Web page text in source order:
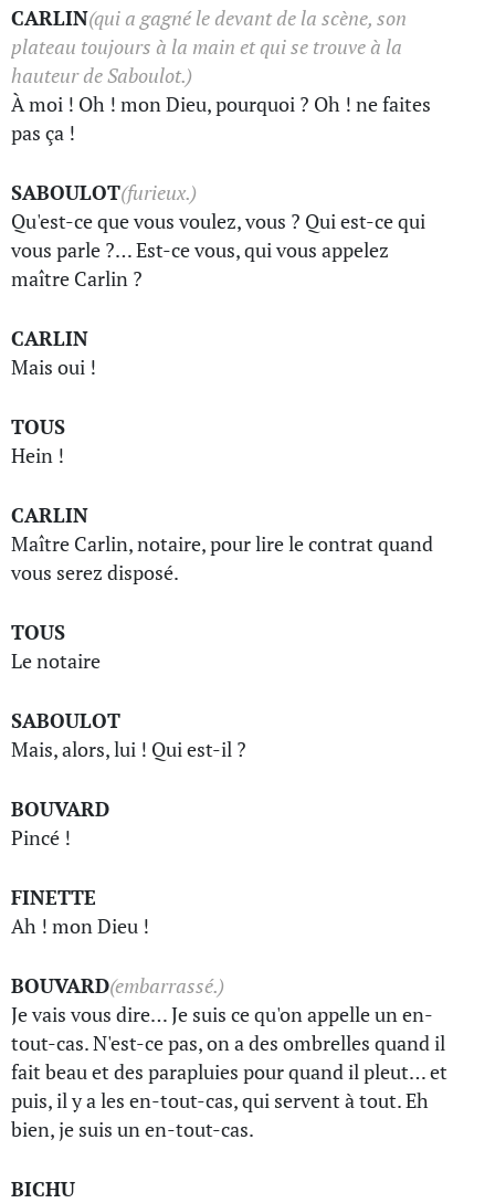
CARLIN(qui a gagné le devant de la scène, son
plateau toujours à la main et qui se trouve à la
hauteur de Saboulot.)
À moi ! Oh ! mon Dieu, pourquoi ? Oh ! ne faites
pas ça !
SABOULOT(furieux.)
Qu'est-ce que vous voulez, vous ? Qui est-ce qui
vous parle ?… Est-ce vous, qui vous appelez
maître Carlin ?
CARLIN
Mais oui !
TOUS
Hein !
CARLIN
Maître Carlin, notaire, pour lire le contrat quand
vous serez disposé.
TOUS
Le notaire
SABOULOT
Mais, alors, lui ! Qui est-il ?
BOUVARD
Pincé !
FINETTE
Ah ! mon Dieu !
BOUVARD(embarrassé.)
Je vais vous dire… Je suis ce qu'on appelle un en-
tout-cas. N'est-ce pas, on a des ombrelles quand il
fait beau et des parapluies pour quand il pleut… et
puis, il y a les en-tout-cas, qui servent à tout. Eh
bien, je suis un en-tout-cas.
BICHU